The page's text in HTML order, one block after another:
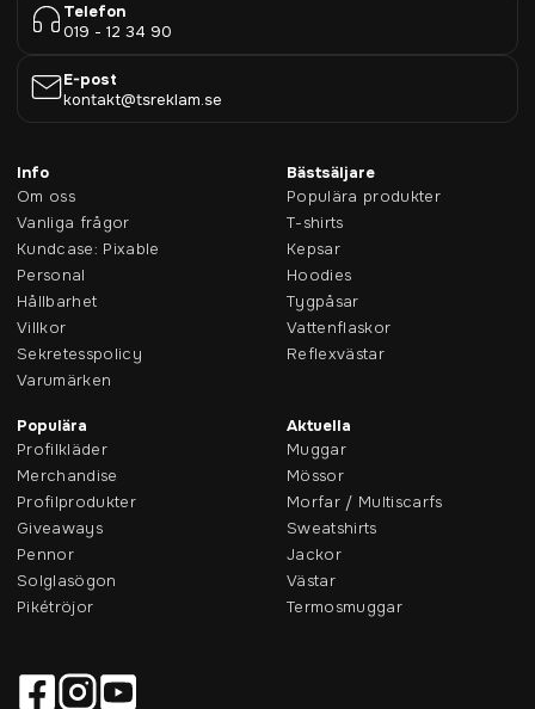
Telefon
019 - 12 34 90
E-post
kontakt@tsreklam.se
Info
Om oss
Vanliga frågor
Kundcase: Pixable
Personal
Hållbarhet
Villkor
Sekretesspolicy
Varumärken
Bästsäljare
Populära produkter
T-shirts
Kepsar
Hoodies
Tygpåsar
Vattenflaskor
Reflexvästar
Populära
Profilkläder
Merchandise
Profilprodukter
Giveaways
Pennor
Solglasögon
Pikétröjor
Aktuella
Muggar
Mössor
Morfar / Multiscarfs
Sweatshirts
Jackor
Västar
Termosmuggar